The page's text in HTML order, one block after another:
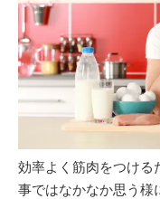
効率よく筋肉をつける
事ではなかなか思う様